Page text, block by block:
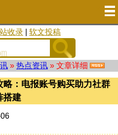
收录 软文投稿
» 热点资讯 » 文章详细
：电报账号购买助力社群
搭建